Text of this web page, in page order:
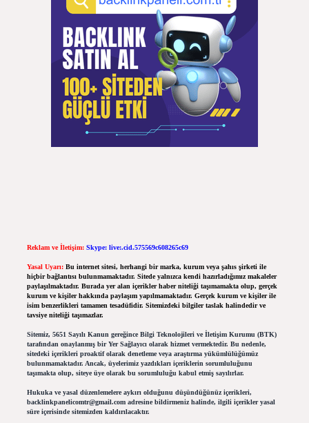
Reklam ve İletişim: Skype: live:.cid.575569c608265c69
Yasal Uyarı: Bu internet sitesi, herhangi bir marka, kurum veya şahıs şirketi ile
hiçbir bağlantısı bulunmamaktadır. Sitede yalnızca kendi hazırladığımız makaleler
paylaşılmaktadır. Burada yer alan içerikler haber niteliği taşımamakta olup, gerçek
kurum ve kişiler hakkında paylaşım yapılmamaktadır. Gerçek kurum ve kişiler ile
isim benzerlikleri tamamen tesadüfidir. Sitemizdeki bilgiler taslak halindedir ve
tavsiye niteliği taşımazlar.
Sitemiz, 5651 Sayılı Kanun gereğince Bilgi Teknolojileri ve İletişim Kurumu (BTK)
tarafından onaylanmış bir Yer Sağlayıcı olarak hizmet vermektedir. Bu nedenle,
sitedeki içerikleri proaktif olarak denetleme veya araştırma yükümlülüğümüz
bulunmamaktadır. Ancak, üyelerimiz yazdıkları içeriklerin sorumluluğunu
taşımakta olup, siteye üye olarak bu sorumluluğu kabul etmiş sayılırlar.
Hukuka ve yasal düzenlemelere aykırı olduğunu düşündüğünüz içerikleri,
backlinkpanelicomtr@gmail.comadresine bildirmeniz halinde, ilgili içerikler yasal
süre içerisinde sitemizden kaldırılacaktır.